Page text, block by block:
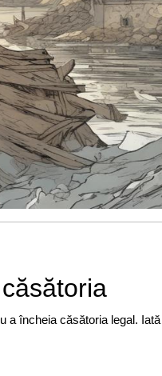
a încheia căsătoria legal.